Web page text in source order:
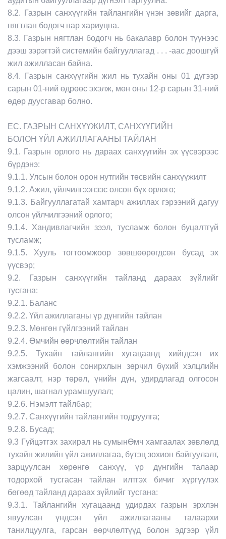
8.2. Газрын санхүүгийн тайлангийн үнэн зөвийг дарга,
нягтлан бодогч нар хариуцна.
8.3. Газрын нягтлан бодогч нь бакалавр болон түүнээс
дээш зэрэгтэй системийн байгууллагад . . . -аас доошгүй
жил ажилласан байна.
8.4. Газрын санхүүгийн жил нь тухайн оны 01 дүгээр
сарын 01-ний өдрөөс эхэлж, мөн оны 12-р сарын 31-ний
өдөр дуусгавар болно.
ЕС. ГАЗРЫН САНХҮҮЖИЛТ, САНХҮҮГИЙН
БОЛОН ҮЙЛ АЖИЛЛАГААНЫ ТАЙЛАН
9.1. Газрын орлого нь дараах санхүүгийн эх үүсвэрээс
бүрдэнэ:
9.1.1. Улсын болон орон нутгийн төсвийн санхүүжилт
9.1.2. Ажил, үйлчилгээнээс олсон бүх орлого;
9.1.3. Байгууллагатай хамтарч ажиллах гэрээний дагуу
олсон үйлчилгээний орлого;
9.1.4. Хандивлагчийн зээл, тусламж болон буцалтгүй
тусламж;
9.1.5. Хууль тогтоомжоор зөвшөөрөгдсөн бусад эх
үүсвэр;
9.2. Газрын санхүүгийн тайланд дараах зүйлийг
тусгана:
9.2.1. Баланс
9.2.2. Үйл ажиллаганы үр дүнгийн тайлан
9.2.3. Мөнгөн гүйлгээний тайлан
9.2.4. Өмчийн өөрчлөлтийн тайлан
9.2.5. Тухайн тайлангийн хугацаанд хийгдсэн их
хэмжээний болон сонирхлын зөрчил бүхий хэлцлийн
жагсаалт, нэр төрөл, үнийн дүн, удирдлагад олгосон
цалин, шагнал урамшуулал;
9.2.6. Нэмэлт тайлбар;
9.2.7. Санхүүгийн тайлангийн тодруулга;
9.2.8. Бусад;
9.3 Гүйцэтгэх захирал нь сумынӨмч хамгаалах зөвлөлд
тухайн жилийн үйл ажиллагаа, бүтэц зохион байгуулалт,
зарцуулсан хөрөнгө санхүү, үр дүнгийн талаар
тодорхой тусгасан тайлан илтгэх бичиг хүргүүлэх
бөгөөд тайланд дараах зүйлийг тусгана:
9.3.1. Тайлангийн хугацаанд удирдах газрын эрхлэн
явуулсан үндсэн үйл ажиллагааны талаархи
танилцуулга, гарсан өөрчлөлтүүд болон эдгээр үйл